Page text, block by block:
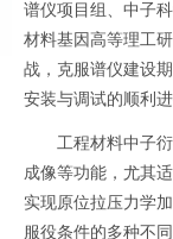
谱仪项目组、中子
材料基因高等理工
战，克服谱仪建设
安装与调试的顺利进
工程材料中子衍
成像等功能，尤其
实现原位拉压力学
服役条件的多种不